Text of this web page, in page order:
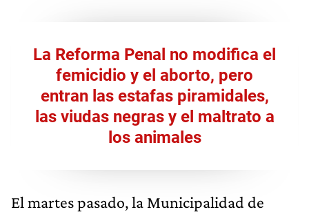
La Reforma Penal no modifica el
femicidio y el aborto, pero
entran las estafas piramidales,
las viudas negras y el maltrato a
los animales
El martes pasado, la Municipalidad de